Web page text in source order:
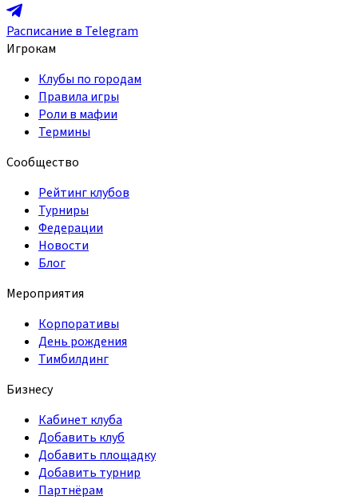
Расписание в Telegram
Игрокам
Клубы по городам
Правила игры
Роли в мафии
Термины
Сообщество
Рейтинг клубов
Турниры
Федерации
Новости
Блог
Мероприятия
Корпоративы
День рождения
Тимбилдинг
Бизнесу
Кабинет клуба
Добавить клуб
Добавить площадку
Добавить турнир
Партнёрам